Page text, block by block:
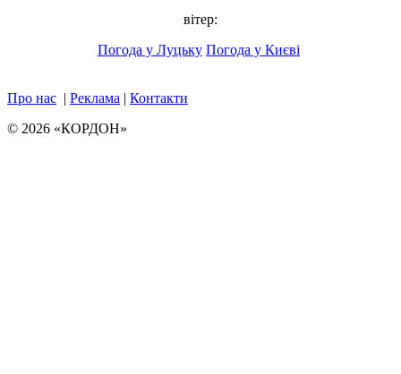
вітер:
Погода у Луцьку Погода у Києві
Про нас | Реклама | Контакти
© 2026 «КОРДОН»